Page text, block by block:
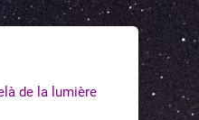
de la lumière